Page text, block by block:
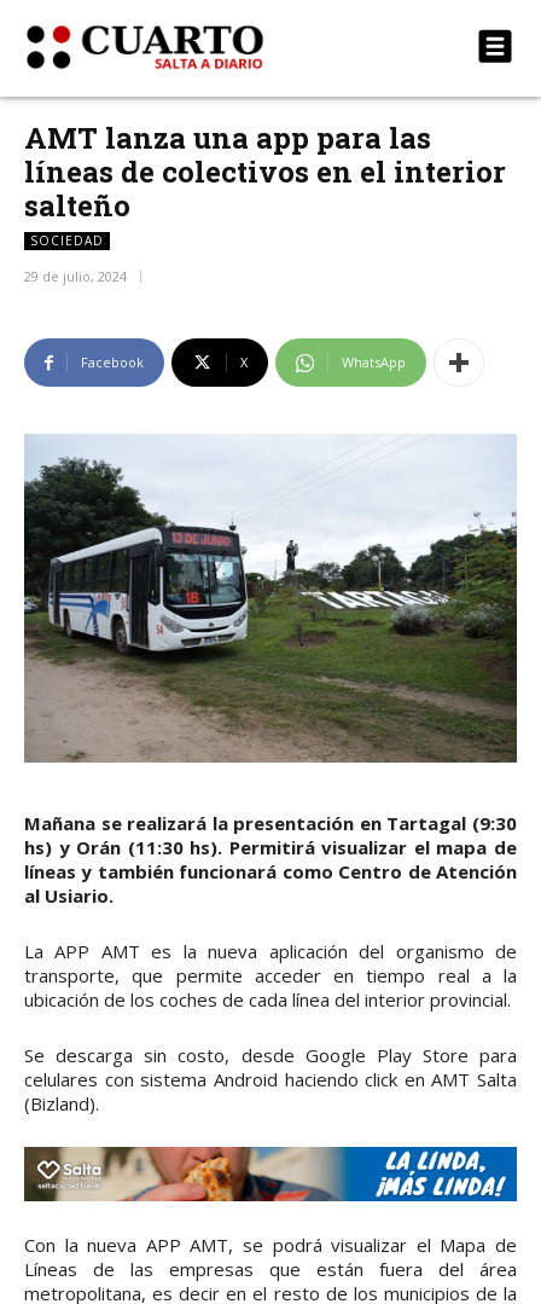
AMT lanza una app para las
líneas de colectivos en el interior
salteño
SOCIEDAD
29 de julio, 2024
Facebook X WhatsApp
Mañana se realizará la presentación en Tartagal (9:30
hs) y Orán (11:30 hs). Permitirá visualizar el mapa de
líneas y también funcionará como Centro de Atención
al Usiario.
La APP AMT es la nueva aplicación del organismo de
transporte, que permite acceder en tiempo real a la
ubicación de los coches de cada línea del interior provincial.
Se descarga sin costo, desde Google Play Store para
celulares con sistema Android haciendo click en AMT Salta
(Bizland).
Con la nueva APP AMT, se podrá visualizar el Mapa de
Líneas de las empresas que están fuera del área
metropolitana, es decir en el resto de los municipios de la